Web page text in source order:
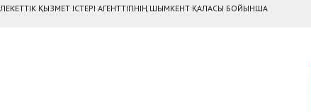
ҚЫЗМЕТ ІСТЕРІ АГЕНТТІГІНІҢ ШЫМКЕНТ ҚАЛАСЫ БОЙЫНША
САУАТТЫЛЫҚ МӘСЕЛЕЛЕРІ ТАЛҚЫЛАНДЫ
СҰХБАТ БЕРІЛДІ